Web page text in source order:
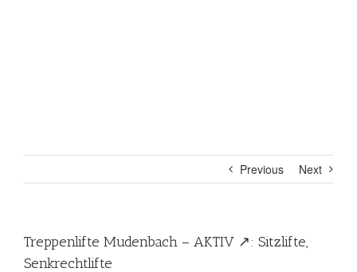
Previous Next
Treppenlifte Mudenbach – AKTIV ↗️: Sitzlifte,
Senkrechtlifte